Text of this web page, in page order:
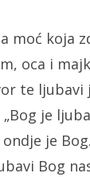
moć koja
oca i
te ljubavi
je
je
Bog